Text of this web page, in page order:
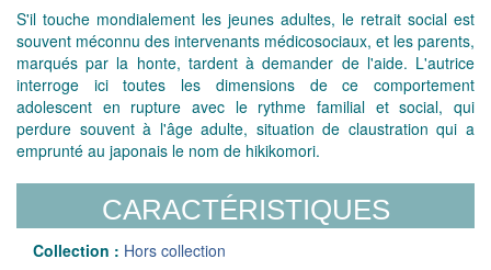
S'il touche mondialement les jeunes adultes, le retrait social est
souvent méconnu des intervenants médicosociaux, et les parents,
marqués par la honte, tardent à demander de l'aide. L'autrice
interroge ici toutes les dimensions de ce comportement
adolescent en rupture avec le rythme familial et social, qui
perdure souvent à l'âge adulte, situation de claustration qui a
emprunté au japonais le nom de hikikomori.
CARACTÉRISTIQUES
Collection : Hors collection